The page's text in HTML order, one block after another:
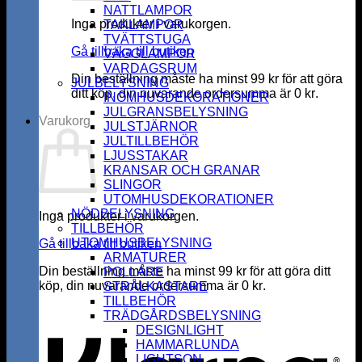
Inga produkter i varukorgen.
Gå tillbaka till butiken
Din beställning måste ha minst99 kr för att göra
ditt köp, din nuvarande ordersumma är 0 kr.
Varukorg
Inga produkter i varukorgen.
Gå tillbaka till butiken
Din beställning måste ha minst99 kr för att göra ditt
köp, din nuvarande ordersumma är 0 kr.
NATTLAMPOR
TAKLAMPOR
TVÄTTSTUGA
VÄGGLAMPOR
VARDAGSRUM
JULBELYSNING
INOMHUSDEKORATIONER
JULGRANSBELYSNING
JULSTJÄRNOR
JULTILLBEHÖR
LJUSSTAKAR
KRANSAR OCH GRANAR
SLINGOR
UTOMHUSDEKORATIONER
NÖDBELYSNING
TILLBEHÖR
UTOMHUSBELYSNING
ARMATURER
POLLARE
STRÅLKASTARE
TILLBEHÖR
TRÄDGÅRDSBELYSNING
DESIGNLIGHT
HAMMARLUNDA
LIGHTSON